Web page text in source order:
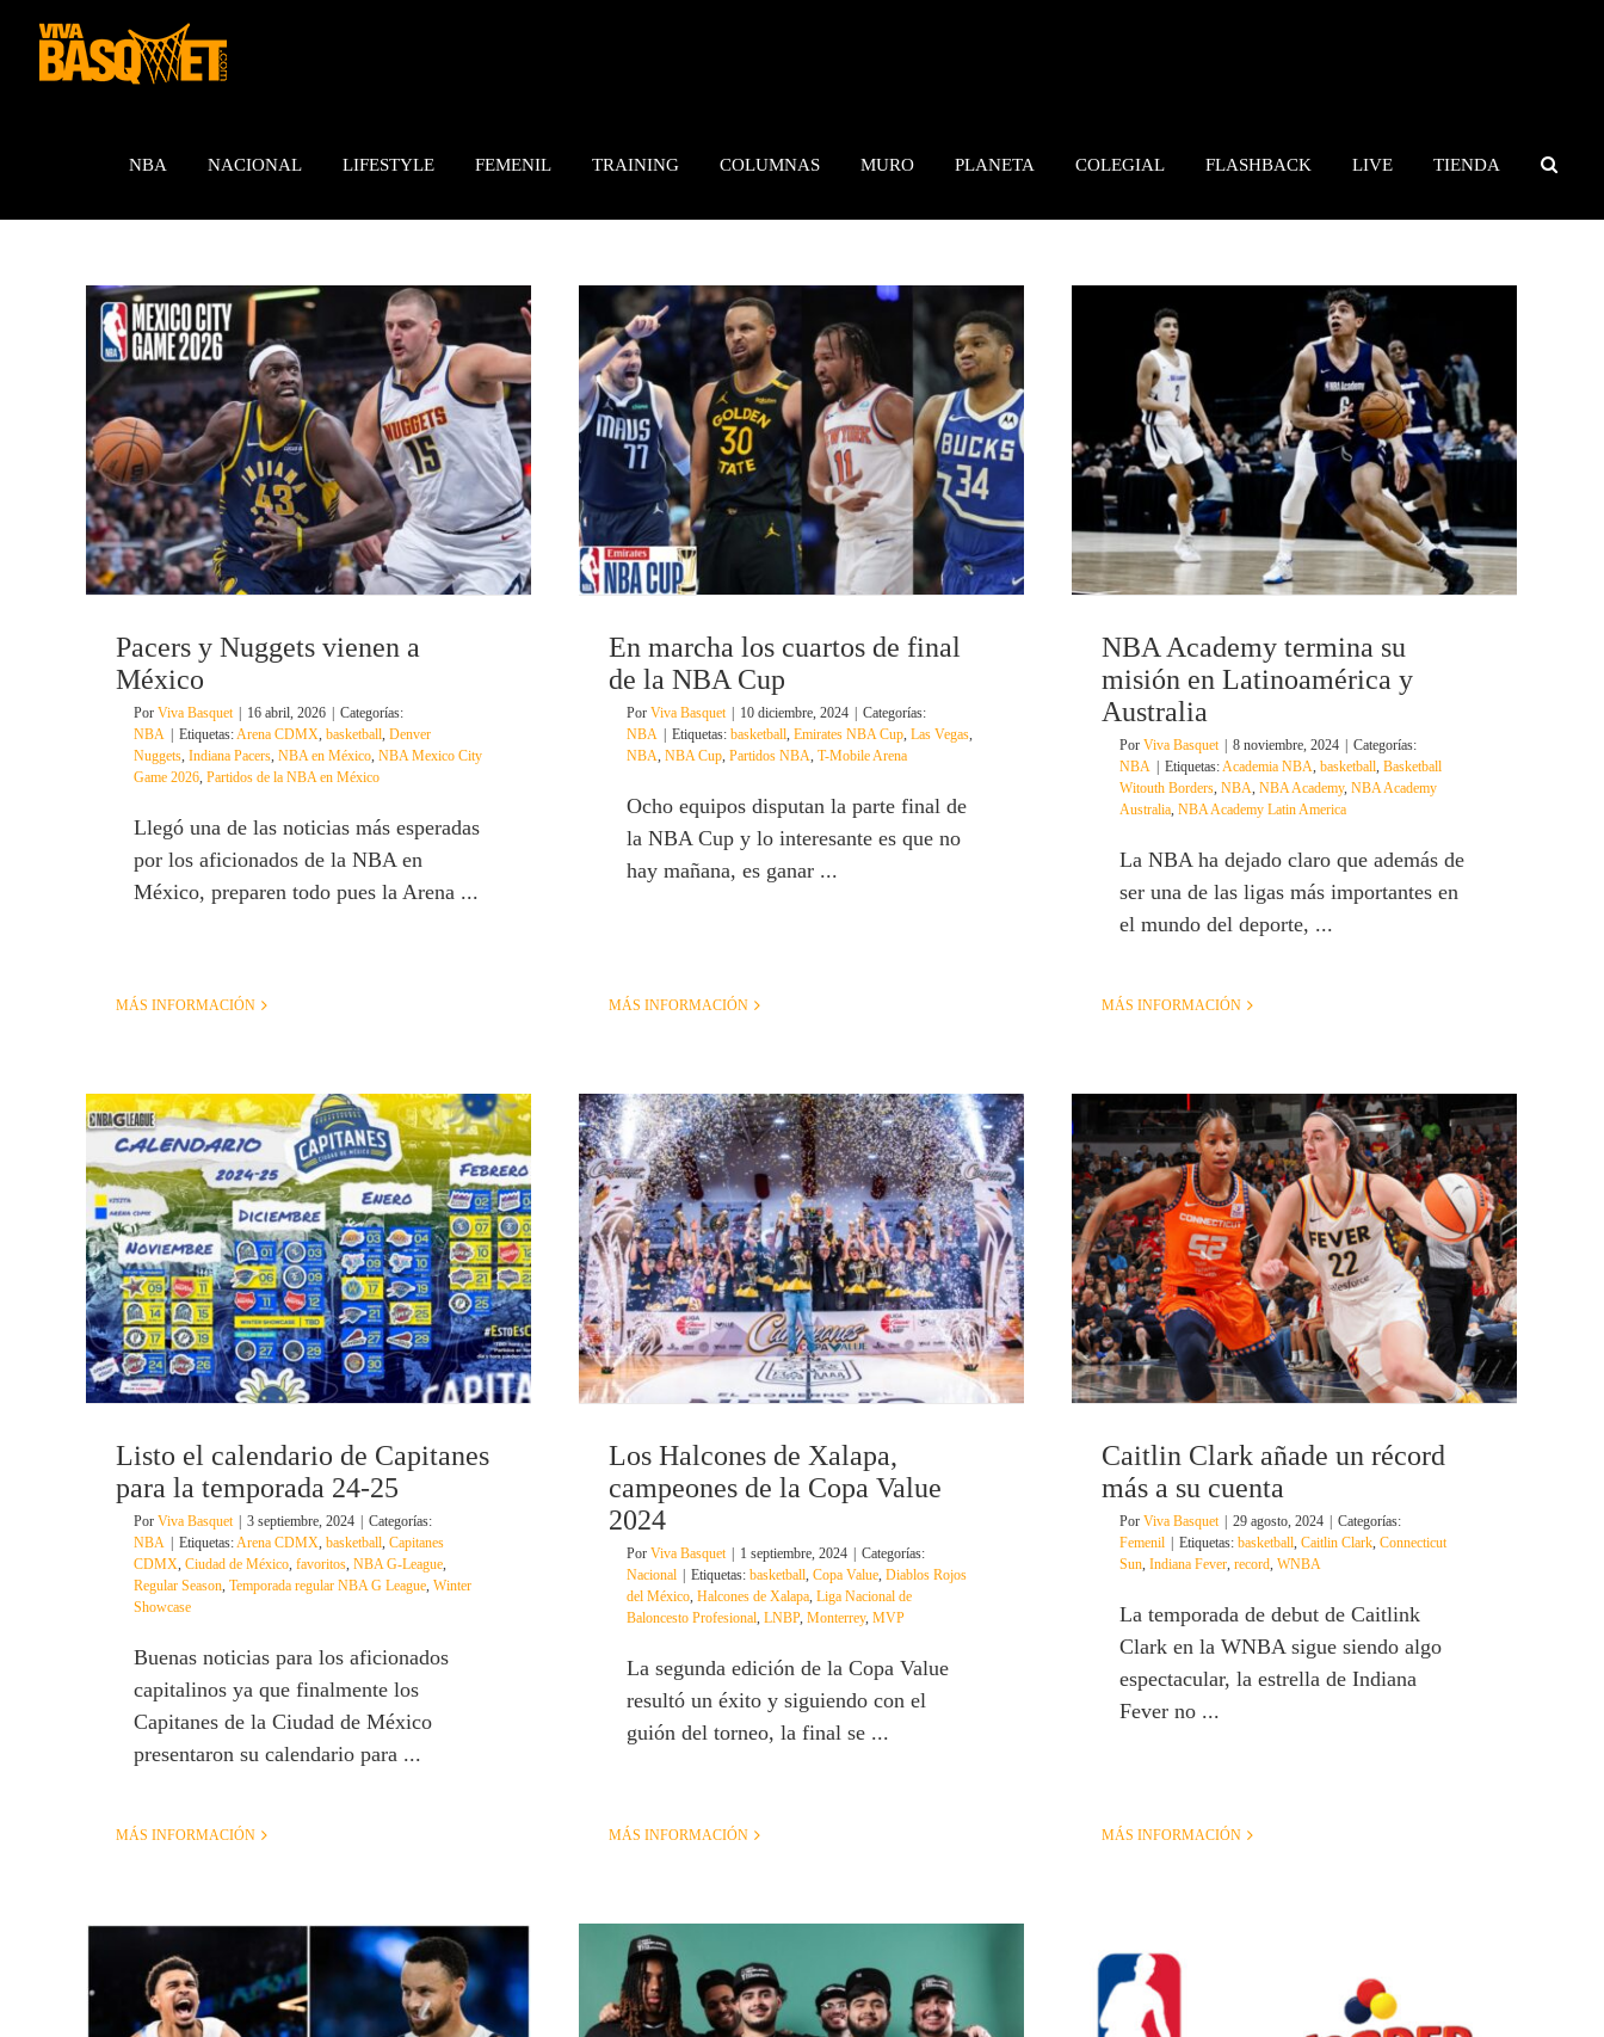
contenido
NBA NACIONAL LIFESTYLE FEMENIL TRAINING COLUMNAS MURO PLANETA COLEGIAL FLASHBACK LIVE TIENDA
Pacers y Nuggets vienen a
México
Por Viva Basquet 16 abril, 2026
Categorías:
NBA
Etiquetas:Arena CDMX, basketball, Denver
Nuggets, Indiana Pacers, NBA en México, NBA Mexico City
Game 2026, Partidos de la NBA en México
Llegó una de las noticias más esperadas
por los aficionados de la NBA en
México, preparen todo pues la Arena ...
MÁS INFORMACIÓN
En marcha los cuartos de final
de la NBA Cup
Por Viva Basquet 10 diciembre, 2024
Categorías:
NBA
Etiquetas: basketball, Emirates NBA Cup, Las Vegas,
NBA, NBA Cup, Partidos NBA, T-Mobile Arena
Ocho equipos disputan la parte final de
la NBA Cup y lo interesante es que no
hay mañana, es ganar ...
MÁS INFORMACIÓN
NBA Academy termina su
misión en Latinoamérica y
Australia
Por Viva Basquet 8 noviembre, 2024
Categorías:
NBA
Etiquetas:Academia NBA, basketball, Basketball
Witouth Borders, NBA, NBA Academy, NBA Academy
Australia, NBA Academy Latin America
La NBA ha dejado claro que además de
ser una de las ligas más importantes en
el mundo del deporte, ...
MÁS INFORMACIÓN
Listo el calendario de Capitanes
para la temporada 24-25
Por Viva Basquet 3 septiembre, 2024
Categorías:
NBA
Etiquetas:Arena CDMX, basketball, Capitanes
CDMX, Ciudad de México, favoritos, NBA G-League,
Regular Season, Temporada regular NBA G League, Winter
Showcase
Buenas noticias para los aficionados
capitalinos ya que finalmente los
Capitanes de la Ciudad de México
presentaron su calendario para ...
MÁS INFORMACIÓN
Los Halcones de Xalapa,
campeones de la Copa Value
2024
Por Viva Basquet 1 septiembre, 2024
Categorías:
Nacional
Etiquetas: basketball, Copa Value, Diablos Rojos
del México, Halcones de Xalapa, Liga Nacional de
Baloncesto Profesional, LNBP, Monterrey, MVP
La segunda edición de la Copa Value
resultó un éxito y siguiendo con el
guión del torneo, la final se ...
MÁS INFORMACIÓN
Caitlin Clark añade un récord
más a su cuenta
Por Viva Basquet 29 agosto, 2024
Categorías:
Femenil
Etiquetas: basketball, Caitlin Clark, Connecticut
Sun, Indiana Fever, record, WNBA
La temporada de debut de Caitlink
Clark en la WNBA sigue siendo algo
espectacular, la estrella de Indiana
Fever no ...
MÁS INFORMACIÓN